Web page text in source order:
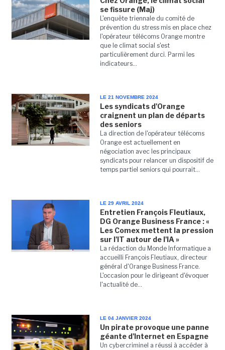
se fissure (Maj)
L'enquête triennale du comité de
prévention du stress mis en place chez
l'opérateur télécoms Orange montre
que le climat social s'est
particulièrement durci. Parmi les
indicateurs...
LE 21 NOVEMBRE 2024
Les syndicats d'Orange
craignent un plan de départs
des seniors
La direction de l'opérateur télécoms
Orange est actuellement en
négociation avec les principaux
syndicats pour relancer un dispositif de
temps partiel seniors qui pourrait...
LE 29 AVRIL 2024
Entretien François Fleutiaux,
DG Orange Business France : «
Les Comex mettent la pression
sur l'IT autour de l'IA »
La rédaction du Monde Informatique a
accueilli François Fleutiaux, directeur
général d'Orange Business France.
L'occasion pour le dirigeant d'évoquer
l'actualité de...
LE 04 JANVIER 2024
Un pirate provoque une panne
géante d'Internet en Espagne
Un cybercriminel a réussi à accéder à